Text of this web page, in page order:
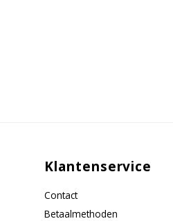
Klantenservice
Contact
Betaalmethoden